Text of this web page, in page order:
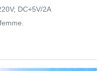
DC+5V/2A